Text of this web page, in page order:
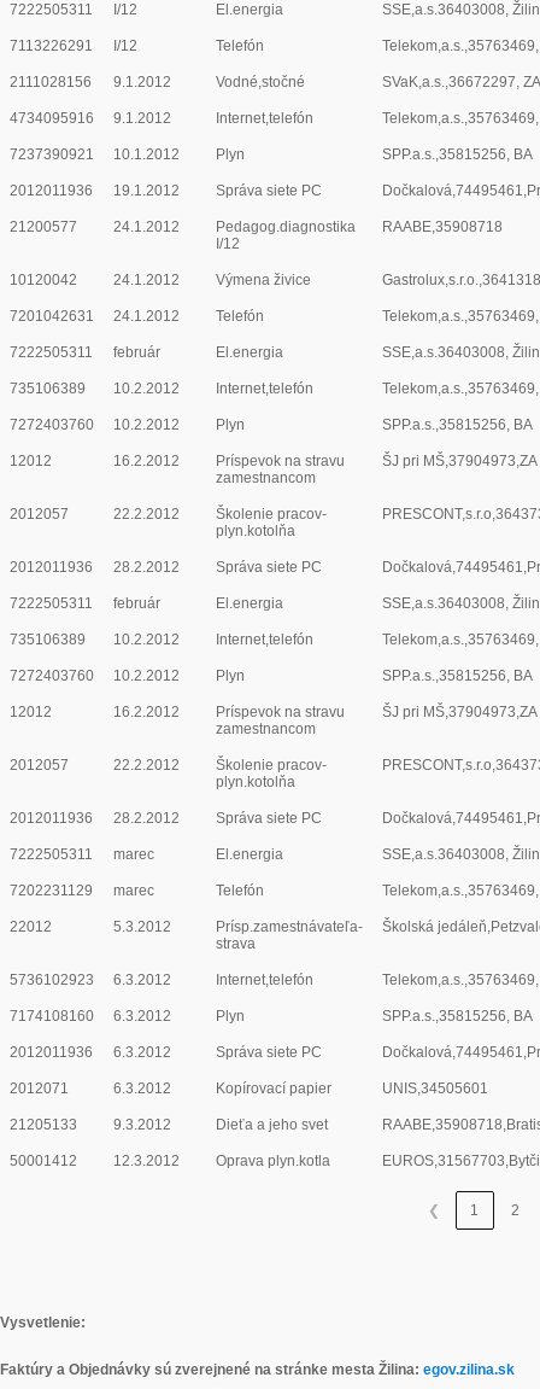
7222505311 I/12 El.energia SSE,a.s.36403008,
7113226291 I/12 Telefón
2111028156 9.1.2012 Vodné,stočné SVaK,a.s.,36672297, ZA
4734095916 9.1.2012 Internet,telefón
7237390921 10.1.2012 Plyn SPP.a.s.,35815256, BA
2012011936 19.1.2012 Správa siete PC
21200577 24.1.2012
Pedagog.diagnostika
I/12
RAABE,35908718
10120042 24.1.2012 Výmena živice
7201042631 24.1.2012 Telefón
7222505311 február El.energia SSE,a.s.36403008,
735106389 10.2.2012 Internet,telefón
7272403760 10.2.2012 Plyn SPP.a.s.,35815256, BA
12012 16.2.2012
Príspevok na stravu
zamestnancom
ŠJ pri MŠ,37904973,ZA
2012057 22.2.2012
Školenie pracov-
plyn.kotolňa
2012011936 28.2.2012 Správa siete PC
7222505311 február El.energia SSE,a.s.36403008,
735106389 10.2.2012 Internet,telefón
7272403760 10.2.2012 Plyn SPP.a.s.,35815256, BA
12012 16.2.2012
Príspevok na stravu
zamestnancom
ŠJ pri MŠ,37904973,ZA
2012057 22.2.2012
Školenie pracov-
plyn.kotolňa
2012011936 28.2.2012 Správa siete PC
7222505311 marec El.energia SSE,a.s.36403008,
7202231129 marec Telefón
22012 5.3.2012
Prísp.zamestnávateľa-
strava
Školská
5736102923 6.3.2012 Internet,telefón
7174108160 6.3.2012 Plyn SPP.a.s.,35815256, BA
2012011936 6.3.2012 Správa siete PC
2012071 6.3.2012 Kopírovací papier UNIS,34505601
21205133 9.3.2012 Dieťa a jeho svet
50001412 12.3.2012 Oprava plyn.kotla
❮ 1 2
Vysvetlenie:
Faktúry a Objednávky sú zverejnené na stránke mesta Žilina: egov.zilina.sk